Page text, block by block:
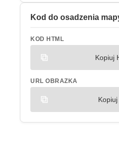
Kod do osadzenia
KOD HTML
Kopiuj
URL OBRAZKA
Kopiuj